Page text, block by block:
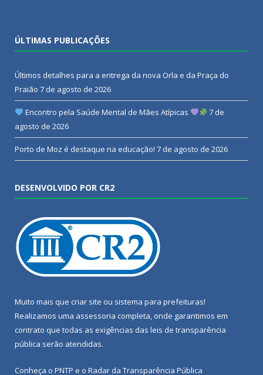
ÚLTIMAS PUBLICAÇÕES
Últimos detalhes para a entrega da nova Orla e da Praça do
Praião 7 de agosto de 2026
Encontro pela Saúde Mental de Mães Atípicas
7 de
agosto de 2026
Porto de Moz é destaque na educação! 7 de agosto de 2026
DESENVOLVIDO POR CR2
Muito mais que criar site ou sistema para prefeituras!
Realizamos uma assessoria completa, onde garantimos em
contrato que todas as exigências das leis de transparência
pública serão atendidas.
Conheça o PNTP e o Radar da Transparência Pública